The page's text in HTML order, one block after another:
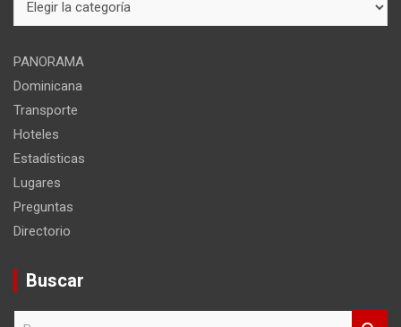
del
PANORAMA
Dominicana
Transporte
Hoteles
Estadísticas
Lugares
Preguntas
Directorio
Buscar